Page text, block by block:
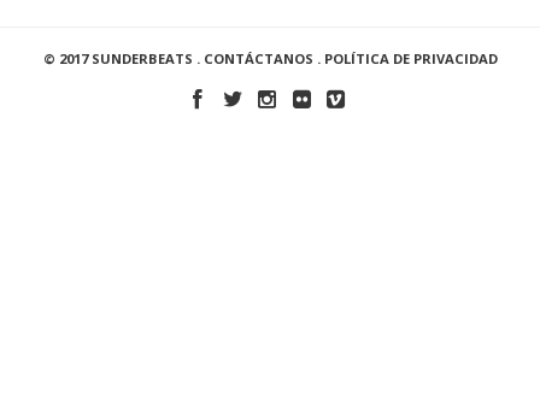
© 2017 SUNDERBEATS . CONTÁCTANOS . POLÍTICA DE PRIVACIDAD